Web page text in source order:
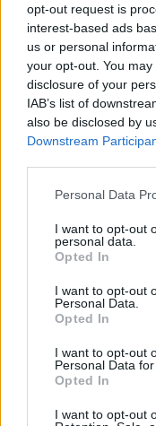
opt-out request is
interest-based ads
us or personal
your opt-out. You
disclosure of your
IAB’s list of
also be disclosed by
Downstream
Please note that this
not limited to your
grant or deny
use your data for
consent section.
Personal Data
I want to opt-out
personal data.
Opted In
I want to opt-out
Personal Data.
Opted In
I want to opt-out
Personal Data
Opted In
I want to opt-out
műhelyként működik.
képzőművész:
helyet. Sokféle
nemegyszer ihletően
című, üvegbeton
jelenleg a Light Art